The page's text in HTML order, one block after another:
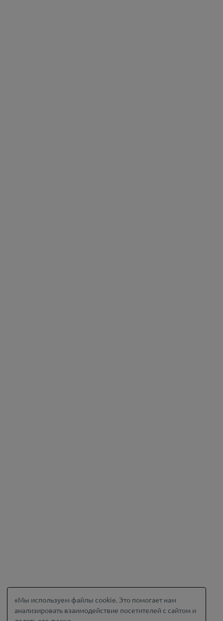
«Мы используем файлы cookie. Это помогает нам
анализировать взаимодействие посетителей с сайтом и